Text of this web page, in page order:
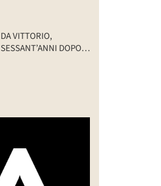
DA VITTORIO,
SESSANT’ANNI DOPO: